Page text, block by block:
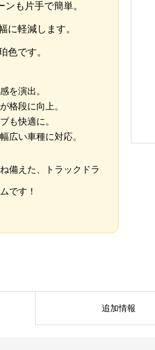
も片手で簡単。
に軽減します。
色です。
を演出。
格段に向上。
も快適に。
広い車種に対応。
備えた、トラックドラ
です！
追加情報